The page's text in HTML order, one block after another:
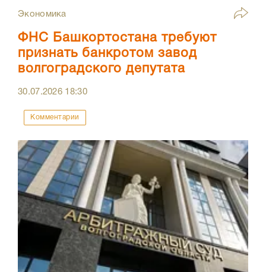
Экономика
ФНС Башкортостана требуют
признать банкротом завод
волгоградского депутата
30.07.2026 18:30
Комментарии